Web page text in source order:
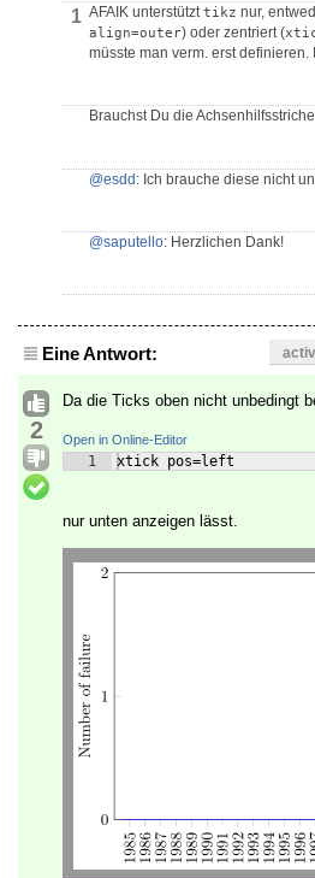
1 AFAIK unterstützttikz nur,
align=outer) oder zentriert (
müsste man verm. erst
Brauchst Du die
@esdd : Ich brauche diese nicht
@saputello: Herzlichen Dank!
Eine Antwort:
2
Da die Ticks oben nicht unbedingt
Open in Online-Editor
1 xtick pos=left
nur unten anzeigen lässt.